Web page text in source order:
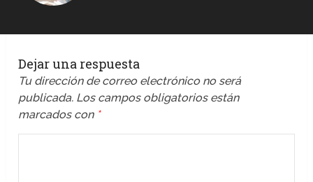
Dejar una respuesta
Tu dirección de correo electrónico no será
publicada. Los campos obligatorios están
marcados con *